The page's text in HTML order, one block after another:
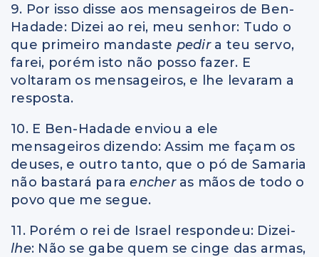
9. Por isso disse aos mensageiros de Ben-
Hadade: Dizei ao rei, meu senhor: Tudo o
que primeiro mandaste pedir a teu servo,
farei, porém isto não posso fazer. E
voltaram os mensageiros, e lhe levaram a
resposta.
10. E Ben-Hadade enviou a ele
mensageiros dizendo: Assim me façam os
deuses, e outro tanto, que o pó de Samaria
não bastará paraencher as mãos de todo o
povo que me segue.
11. Porém o rei de Israel respondeu: Dizei-
lhe: Não se gabe quem se cinge das armas,